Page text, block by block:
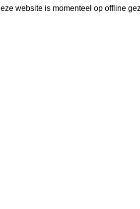
website is momenteel op offline